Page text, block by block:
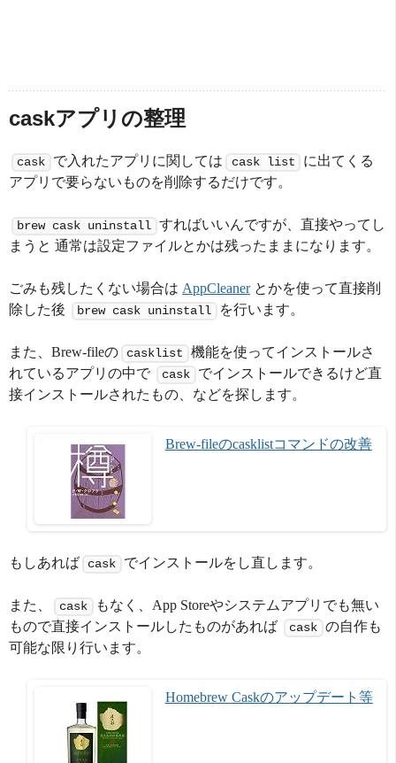
caskアプリの整理
cask で入れたアプリに関しては cask list
に出てくる
アプリで要らないものを削除するだけです。
brew cask uninstall すればいいんですが、直接やってし
まうと 通常は設定ファイルとかは残ったままになります。
ごみも残したくない場合は AppCleanerとかを使って直接削
除した後
brew cask uninstall を行います。
また、Brew-fileの casklist
機能を使ってインストールさ
れているアプリの中で
cask
でインストールできるけど直
接インストールされたもの、などを探します。
Brew-fileのcasklistコマンドの改善
もしあれば cask でインストールをし直します。
また、 cask
もなく、App Storeやシステムアプリでも無い
もので直接インストールしたものがあれば
cask の自作も
可能な限り行います。
Homebrew Caskのアップデート等